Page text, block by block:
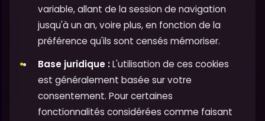
variable, allant de la session de navigation
jusqu'à un an, voire plus, en fonction de la
préférence qu'ils sont censés mémoriser.
Base juridique :L'utilisation de ces cookies
est généralement basée sur votre
consentement. Pour certaines
fonctionnalités considérées comme faisant